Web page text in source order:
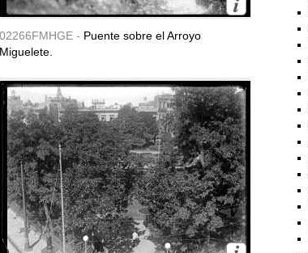
02266FMHGE - Puente sobre el Arroyo
Miguelete.